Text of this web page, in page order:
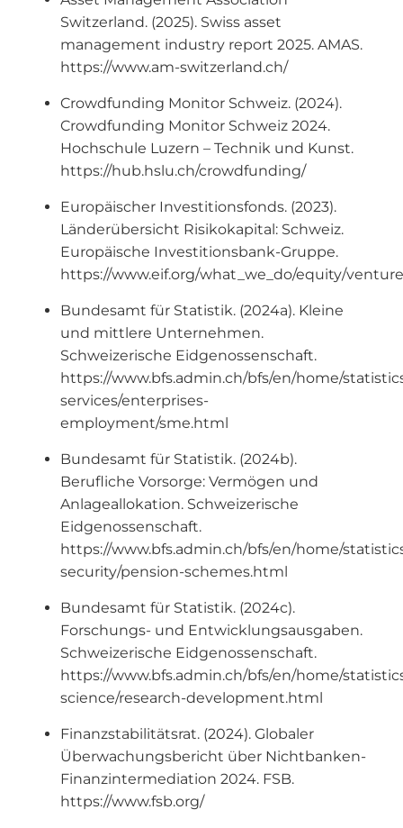
Switzerland. (2025). Swiss asset
management industry report 2025. AMAS.
https://www.am-switzerland.ch/
Crowdfunding Monitor Schweiz. (2024).
Crowdfunding Monitor Schweiz 2024.
Hochschule Luzern – Technik und Kunst.
https://hub.hslu.ch/crowdfunding/
Europäischer Investitionsfonds. (2023).
Länderübersicht Risikokapital: Schweiz.
Europäische Investitionsbank-Gruppe.
https://www.eif.org/what_we_do/equity/
Bundesamt für Statistik. (2024a). Kleine
und mittlere Unternehmen.
Schweizerische Eidgenossenschaft.
https://www.bfs.admin.ch/bfs/en/home/
services/enterprises-
employment/sme.html
Bundesamt für Statistik. (2024b).
Berufliche Vorsorge: Vermögen und
Anlageallokation. Schweizerische
Eidgenossenschaft.
https://www.bfs.admin.ch/bfs/en/home/
security/pension-schemes.html
Bundesamt für Statistik. (2024c).
Forschungs- und Entwicklungsausgaben.
Schweizerische Eidgenossenschaft.
https://www.bfs.admin.ch/bfs/en/home/
science/research-development.html
Finanzstabilitätsrat. (2024). Globaler
Überwachungsbericht über Nichtbanken-
Finanzintermediation 2024. FSB.
https://www.fsb.org/